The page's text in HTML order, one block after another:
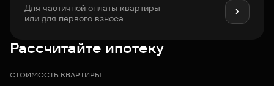
Для частичной оплаты квартиры
или для первого взноса
Рассчитайте ипотеку
СТОИМОСТЬ КВАРТИРЫ